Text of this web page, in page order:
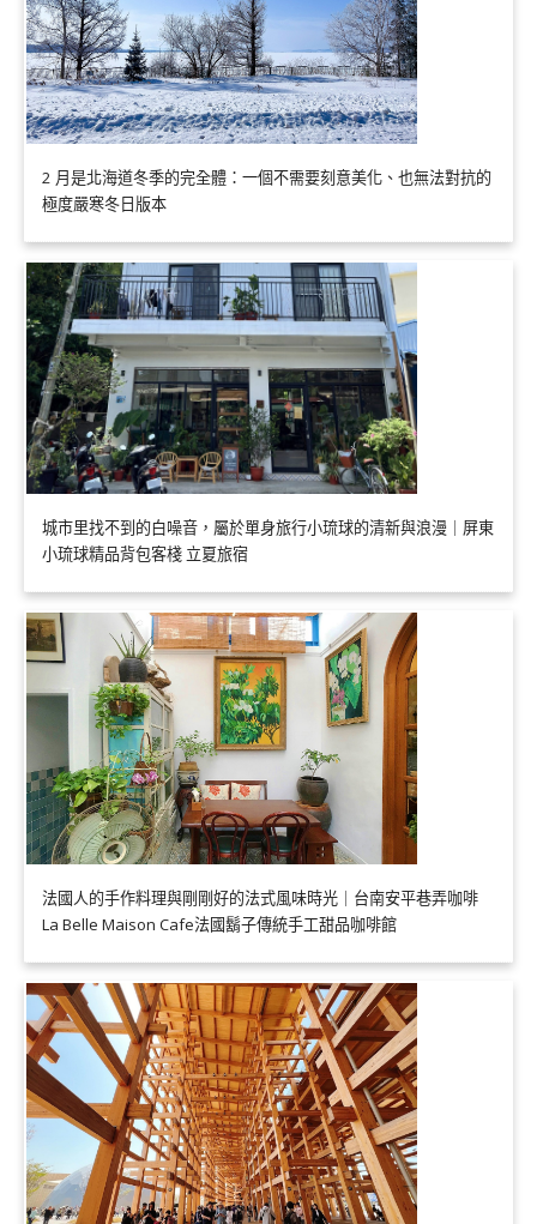
2 月是北海道冬季的完全體：一個不需要刻意美化、也無法對抗的
極度嚴寒冬日版本
城市里找不到的白噪音，屬於單身旅行小琉球的清新與浪漫｜屏東
小琉球精品背包客棧 立夏旅宿
法國人的手作料理與剛剛好的法式風味時光｜台南安平巷弄咖啡
La Belle Maison Cafe法國鬍子傳統手工甜品咖啡館